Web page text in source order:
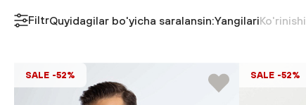
FiltrQuyidagilar bo'yicha saralansin:YangilariKo'rinishi
SALE -52% SALE -52%